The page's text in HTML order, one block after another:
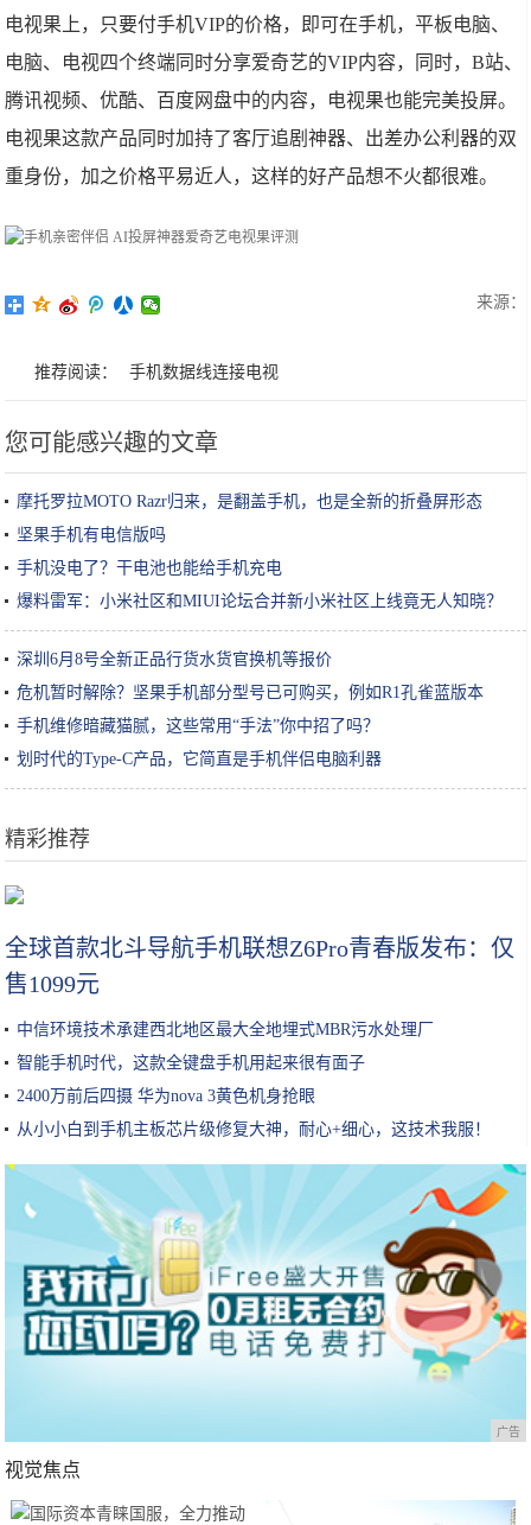
电视果上，只要付手机VIP的价格，即可在手机，平板电脑、
电脑、电视四个终端同时分享爱奇艺的VIP内容，同时，B站、
腾讯视频、优酷、百度网盘中的内容，电视果也能完美投屏。
电视果这款产品同时加持了客厅追剧神器、出差办公利器的双
重身份，加之价格平易近人，这样的好产品想不火都很难。
来源：
推荐阅读： 手机数据线连接电视
您可能感兴趣的文章
摩托罗拉MOTO Razr归来，是翻盖手机，也是全新的折叠屏形态
坚果手机有电信版吗
手机没电了？干电池也能给手机充电
爆料雷军：小米社区和MIUI论坛合并新小米社区上线竟无人知晓？
深圳6月8号全新正品行货水货官换机等报价
危机暂时解除？坚果手机部分型号已可购买，例如R1孔雀蓝版本
手机维修暗藏猫腻，这些常用“手法”你中招了吗？
划时代的Type-C产品，它简直是手机伴侣电脑利器
精彩推荐
全球首款北斗导航手机联想Z6Pro青春版发布：仅
售1099元
中信环境技术承建西北地区最大全地埋式MBR污水处理厂
智能手机时代，这款全键盘手机用起来很有面子
2400万前后四摄 华为nova 3黄色机身抢眼
从小小白到手机主板芯片级修复大神，耐心+细心，这技术我服！
广告
视觉焦点